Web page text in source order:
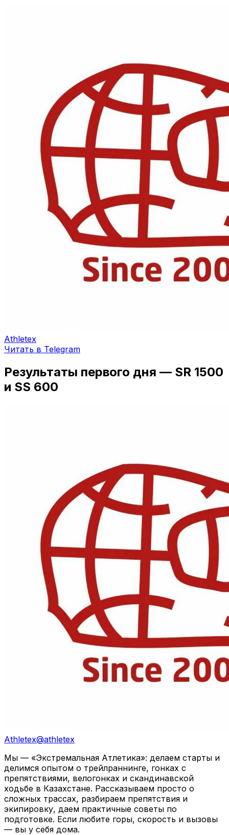
Athletex
Читать в Telegram
Результаты первого дня — SR 1500
и SS 600
Athletex@athletex
Мы — «Экстремальная Атлетика»: делаем старты и
делимся опытом о трейлраннинге, гонках с
препятствиями, велогонках и скандинавской
ходьбе в Казахстане. Рассказываем просто о
сложных трассах, разбираем препятствия и
экипировку, даем практичные советы по
подготовке. Если любите горы, скорость и вызовы
— вы у себя дома.